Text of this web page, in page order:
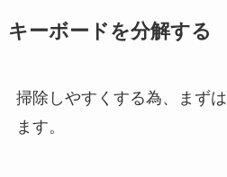
キーボードを分解する
掃除しやすくする為、まずは
ます。